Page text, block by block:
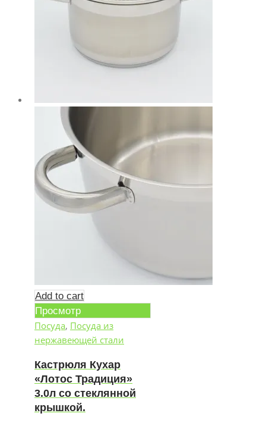
Add to cart
Просмотр
Посуда, Посуда из
нержавеющей стали
Кастрюля Кухар
«Лотос Традиция»
3.0л со стеклянной
крышкой.